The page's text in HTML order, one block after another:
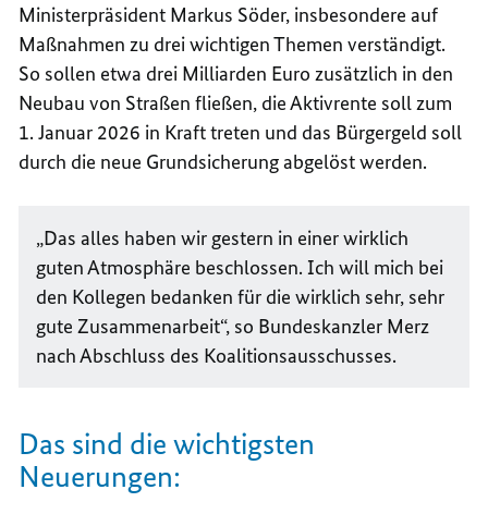
Ministerpräsident Markus Söder, insbesondere auf
Maßnahmen zu drei wichtigen Themen verständigt.
So sollen etwa drei Milliarden Euro zusätzlich in den
Neubau von Straßen fließen, die Aktivrente soll zum
1. Januar 2026 in Kraft treten und das Bürgergeld soll
durch die neue Grundsicherung abgelöst werden.
„Das alles haben wir gestern in einer wirklich
guten Atmosphäre beschlossen. Ich will mich bei
den Kollegen bedanken für die wirklich sehr, sehr
gute Zusammenarbeit“, so Bundeskanzler Merz
nach Abschluss des Koalitionsausschusses.
Das sind die wichtigsten
Neuerungen: